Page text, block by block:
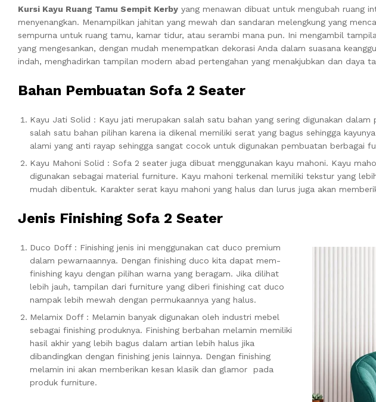
Kursi Kayu Ruang Tamu Sempit Kerby yang menawan dibuat untuk mengubah ruang
menyenangkan. Menampilkan jahitan yang mewah dan sandaran melengkung yang
sempurna untuk ruang tamu, kamar tidur, atau serambi mana pun. Ini mengambil
yang mengesankan, dengan mudah menempatkan dekorasi Anda dalam suasana
indah, menghadirkan tampilan modern abad pertengahan yang menakjubkan dan daya
Bahan Pembuatan Sofa 2 Seater
Kayu Jati Solid : Kayu jati merupakan salah satu bahan yang sering digunakan
salah satu bahan pilihan karena ia dikenal memiliki serat yang bagus sehingga
alami yang anti rayap sehingga sangat cocok untuk digunakan pembuatan berbagai
Kayu Mahoni Solid : Sofa 2 seater juga dibuat menggunakan kayu mahoni. Kayu
digunakan sebagai material furniture. Kayu mahoni terkenal memiliki tekstur yang
mudah dibentuk. Karakter serat kayu mahoni yang halus dan lurus juga akan
Jenis Finishing Sofa 2 Seater
Duco Doff : Finishing jenis ini menggunakan cat duco premium
dalam pewarnaannya. Dengan finishing duco kita dapat mem-
finishing kayu dengan pilihan warna yang beragam. Jika dilihat
lebih jauh, tampilan dari furniture yang diberi finishing cat duco
nampak lebih mewah dengan permukaannya yang halus.
Melamix Doff : Melamin banyak digunakan oleh industri mebel
sebagai finishing produknya. Finishing berbahan melamin memiliki
hasil akhir yang lebih bagus dalam artian lebih halus jika
dibandingkan dengan finishing jenis lainnya. Dengan finishing
melamin ini akan memberikan kesan klasik dan glamor pada
produk furniture.